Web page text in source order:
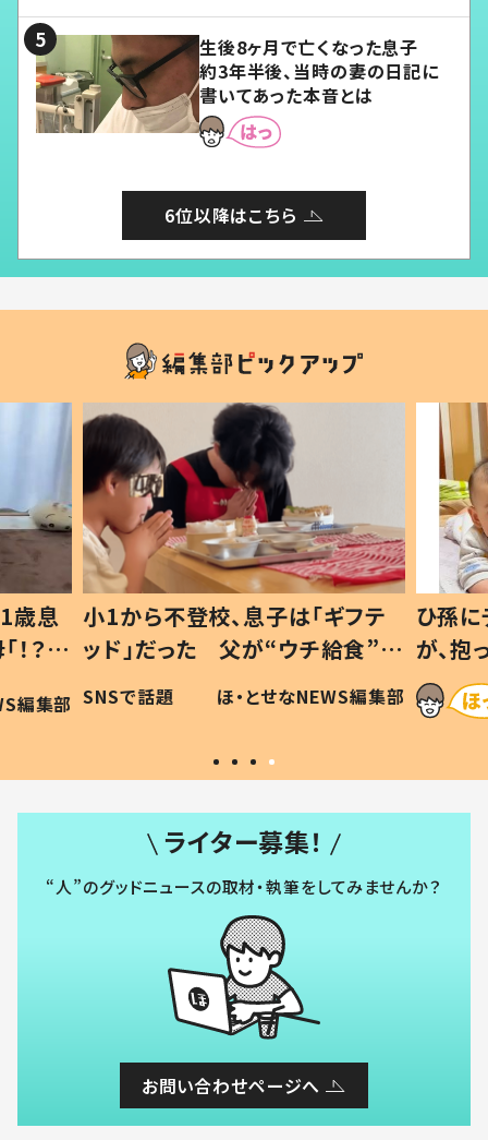
生後8ヶ月で亡くなった息子
約3年半後、当時の妻の日記に
書いてあった本音とは
6位以降はこちら
歳息
？」
編集部
小1から不登校、息子は「ギフテ
ッド」だった 父が“ウチ給食”を
作り続ける理由とは #令和の親
#令和の子
SNSで話題 ほ・とせなNEWS編集部
ひ孫
が、
「涙が
い」
ライター募集！
“人”のグッドニュースの取材・執筆をしてみませんか？
お問い合わせページへ